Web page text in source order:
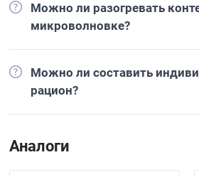
Можно ли разогревать
микроволновке?
Можно ли составить
рацион?
Аналоги